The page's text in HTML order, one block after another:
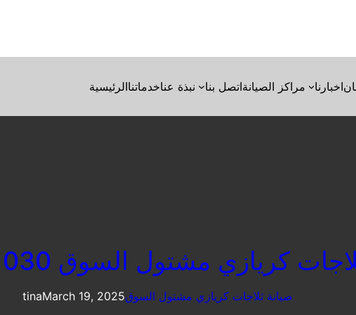
الرئيسيةخدماتنانبذة عنا اتصل بنامراكز الصيانة اخبارنا
كريازي مشتول السوق 01220261030
tinaMarch 19, 2025صيانة ثلاجات كريازي مشتول السوق